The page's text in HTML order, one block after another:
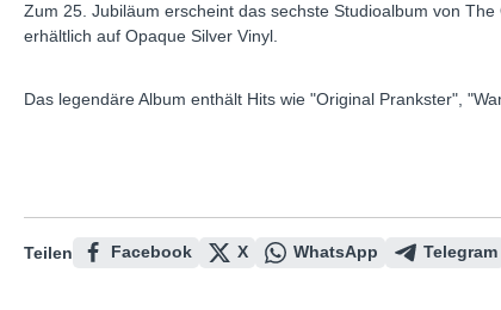
Zum 25. Jubiläum erscheint das sechste Studioalbum von
erhältlich auf Opaque Silver Vinyl.
Das legendäre Album enthält Hits wie "Original Prankster",
Teilen Facebook X WhatsApp Telegram